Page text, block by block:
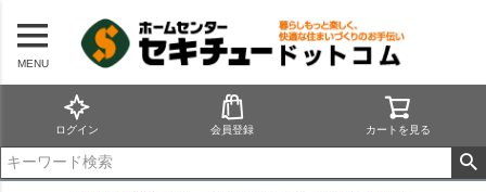
MENU
ログイン 会員登録 カートを見る